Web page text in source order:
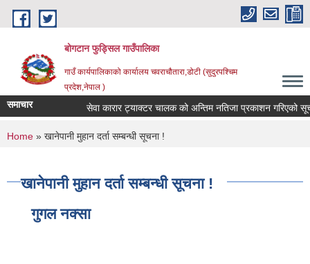
Skip to main content
बोगटान फुड्सिल गाउँपालिका
गाउँ कार्यपालिकाको कार्यालय चवराचौतारा,डोटी (सुदुरपश्चिम
प्रदेश,नेपाल )
समाचार सेवा कारार ट्याक्टर चालक को अन्तिम नतिजा प्रकाशन गरिएको सूचना
You are here
Home » खानेपानी मुहान दर्ता सम्बन्धी सूचना !
खानेपानी मुहान दर्ता सम्बन्धी सूचना !
गुगल नक्सा